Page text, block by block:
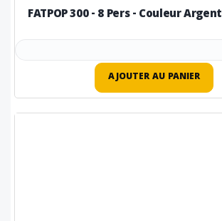
FATPOP 300 - 8 Pers - Couleur
AJOUTER AU PANIER